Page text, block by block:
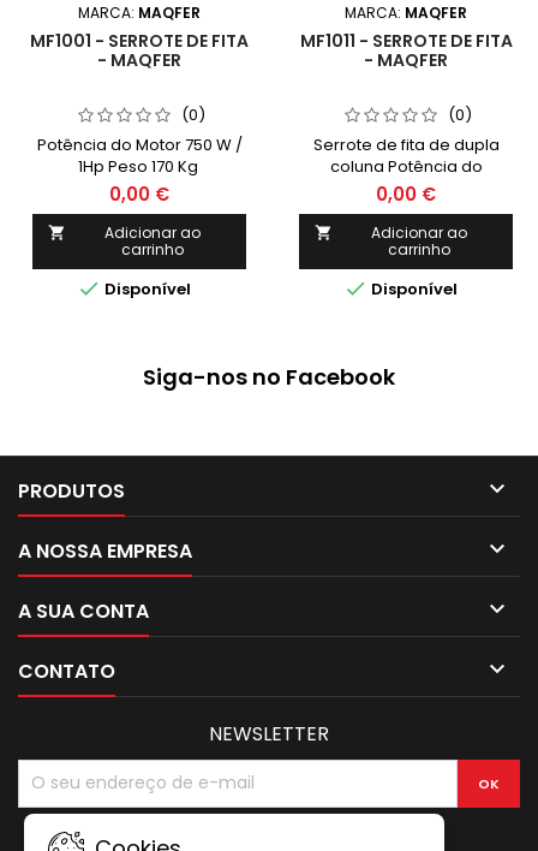
MARCA: MAQFER
MF1001 - SERROTE DE FITA
- MAQFER
(0)
Potência do Motor 750 W /
1Hp Peso 170 Kg
0,00 €

Adicionar ao
carrinho
 Disponível
MARCA: MAQFER
MF1011 - SERROTE DE FITA
- MAQFER
(0)
Serrote de fita de dupla
coluna Potência do
Motor 3000 W / 4Hp Peso
720 Kg
0,00 €

Adicionar ao
carrinho
 Disponível
Siga-nos no Facebook
PRODUTOS 
A NOSSA EMPRESA 
A SUA CONTA 
CONTATO 
NEWSLETTER